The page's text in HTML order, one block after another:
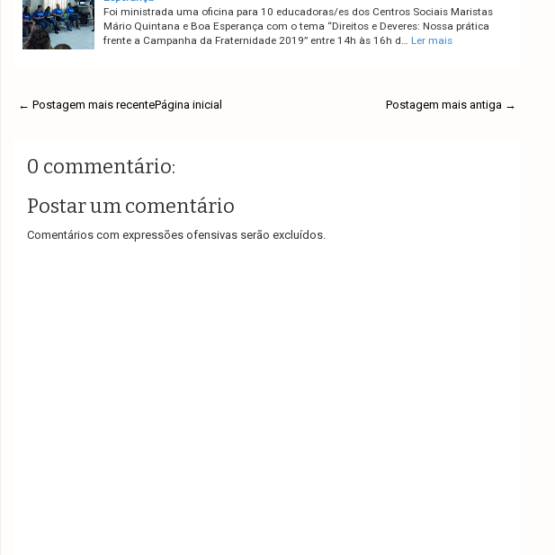
Foi ministrada uma oficina para 10 educadoras/es dos Centros Sociais Maristas
Mário Quintana e Boa Esperança com o tema “Direitos e Deveres: Nossa prática
frente a Campanha da Fraternidade 2019” entre 14h às 16h d…
Ler mais
← Postagem mais recente Postagem mais antiga →
Página inicial
0 commentário:
Postar um comentário
Comentários com expressões ofensivas serão excluídos.